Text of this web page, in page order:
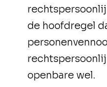
de hoofdregel
openbare wel.